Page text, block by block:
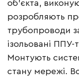
об’єкта,
розробляють
трубопроводи
ізольовані
Монтують
стану мережі.